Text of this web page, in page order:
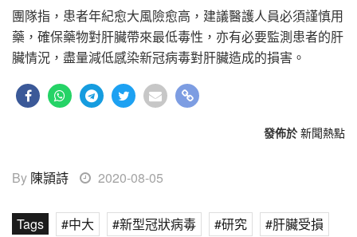
團隊指，患者年紀愈大風險愈高，建議醫護人員必須謹慎用
藥，確保藥物對肝臟帶來最低毒性，亦有必要監測患者的肝
臟情況，盡量減低感染新冠病毒對肝臟造成的損害。
發佈於 新聞熱點
By 陳頴詩 2020-08-05
Tags 中大 新型冠狀病毒 研究 肝臟受損